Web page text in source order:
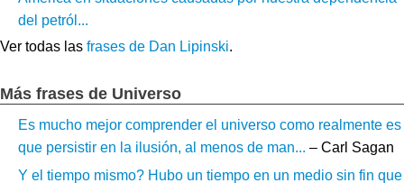
del petról...
Ver todas las frases de Dan Lipinski.
Más frases de Universo
Es mucho mejor comprender el universo como realmente es
que persistir en la ilusión, al menos de man... – Carl Sagan
Y el tiempo mismo? Hubo un tiempo en un medio sin fin que